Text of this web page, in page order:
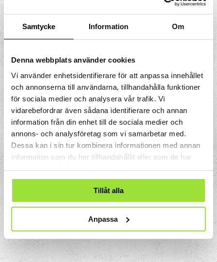
Samtycke Information Om
Denna webbplats använder cookies
Vi använder enhetsidentifierare för att anpassa innehållet
och annonserna till användarna, tillhandahålla funktioner
för sociala medier och analysera vår trafik. Vi
vidarebefordrar även sådana identifierare och annan
information från din enhet till de sociala medier och
annons- och analysföretag som vi samarbetar med.
Dessa kan i sin tur kombinera informationen med annan
information som du har tillhandahållit eller som de har
samlat in när du har använt deras tjänster.
Tillåt alla
Anpassa
bromsas hastigheten. När rörelseenergin
Tornet är byggt så att det ger små
summan av de två energiformerna att vara
nästan konstant. Den egentliga orsaken till
att man har vattentorn är att få ett jämnt
tryck ut i vattenledningarna. Om man i
stället pumpar ut vattnet varierar trycket
mycket.